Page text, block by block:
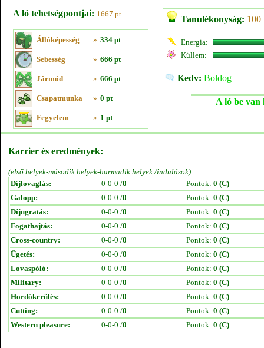
A ló tehetségpontjai: 1667 pt
Állóképesség » 334 pt
Sebesség » 666 pt
Jármód » 666 pt
Csapatmunka » 0 pt
Fegyelem » 1 pt
Tanulékonyság: 100
Energia:
Küllem:
Kedv: Boldog
A ló be van
Karrier és eredmények:
(első helyek-második helyek-harmadik helyek /indulások)
Díjlovaglás:
0-0-0 /0 Pontok: 0 (C)
Galopp:
0-0-0 /0 Pontok: 0 (C)
Díjugratás:
0-0-0 /0 Pontok: 0 (C)
Fogathajtás:
0-0-0 /0 Pontok: 0 (C)
Cross-country:
0-0-0 /0 Pontok: 0 (C)
Ügetés:
0-0-0 /0 Pontok: 0 (C)
Lovaspóló:
0-0-0 /0 Pontok: 0 (C)
Military:
0-0-0 /0 Pontok: 0 (C)
Hordókerülés:
0-0-0 /0 Pontok: 0 (C)
Cutting:
0-0-0 /0 Pontok: 0 (C)
Western pleasure:
0-0-0 /0 Pontok: 0 (C)